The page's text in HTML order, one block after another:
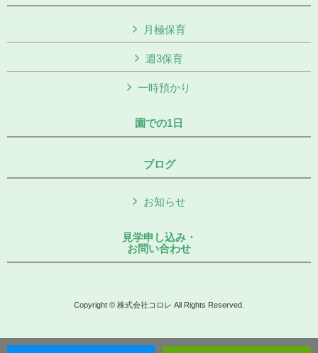
月極保育
週3保育
一時預かり
園での1日
ブログ
お知らせ
見学申し込み・
お問い合わせ
Copyright © 株式会社コロレ All Rights Reserved.